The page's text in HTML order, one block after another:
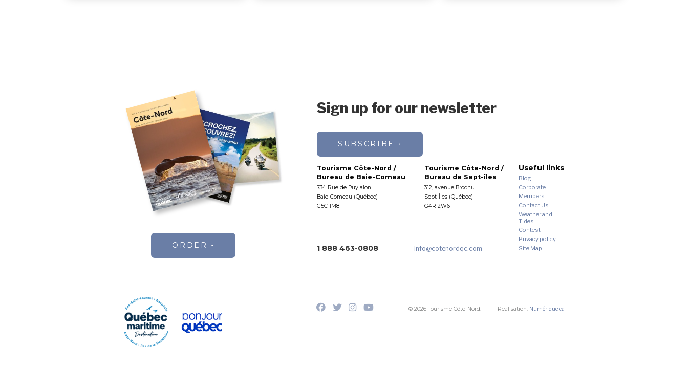
ORDER
Sign up for our newsletter
SUBSCRIBE
Tourisme Côte-Nord /
Bureau de Baie-Comeau
734 Rue de Puyjalon
Baie-Comeau (Québec)
G5C 1M8
Tourisme Côte-Nord /
Bureau de Sept-îles
312, avenue Brochu
Sept-Îles (Québec)
G4R 2W6
Useful links
Blog
Corporate
Members
Contact Us
Weather and
Tides
Contest
Privacy policy
Site Map
1 888 463-0808 info@cotenordqc.com
© 2026 Tourisme Côte-Nord. Realisation: Numérique.ca